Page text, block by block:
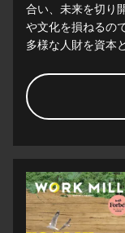
合い、未来を切り
や文化を損ねるの
多様な人財を資本